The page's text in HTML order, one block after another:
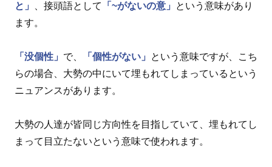
と」
、接頭語として 「~がないの意」
という意味があり
ます。
「没個性」 で、 「個性がない」
という意味ですが、こち
らの場合、大勢の中にいて埋もれてしまっているという
ニュアンスがあります。
大勢の人達が皆同じ方向性を目指していて、埋もれてし
まって目立たないという意味で使われます。